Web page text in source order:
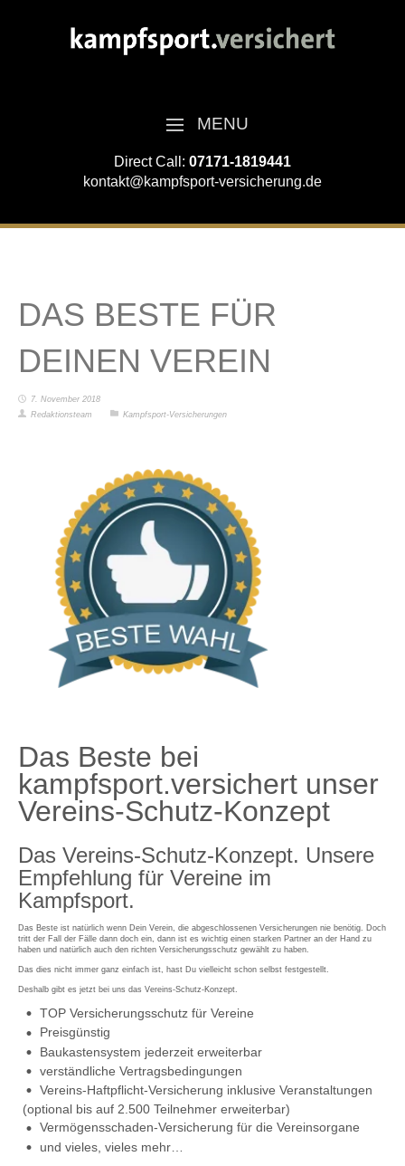
MENU
Direct Call: 07171-1819441
kontakt@kampfsport-versicherung.de
DAS BESTE FÜR
DEINEN VEREIN
7. November 2018
Redaktionsteam
Kampfsport-Versicherungen
Das Beste bei
kampfsport.versichert unser
Vereins-Schutz-Konzept
Das Vereins-Schutz-Konzept. Unsere
Empfehlung für Vereine im
Kampfsport.
Das Beste ist natürlich wenn Dein Verein, die abgeschlossenen Versicherungen nie benötig. Doch
tritt der Fall der Fälle dann doch ein, dann ist es wichtig einen starken Partner an der Hand zu
haben und natürlich auch den richten Versicherungsschutz gewählt zu haben.
Das dies nicht immer ganz einfach ist, hast Du vielleicht schon selbst festgestellt.
Deshalb gibt es jetzt bei uns das Vereins-Schutz-Konzept.
TOP Versicherungsschutz für Vereine
Preisgünstig
Baukastensystem jederzeit erweiterbar
verständliche Vertragsbedingungen
Vereins-Haftpflicht-Versicherung inklusive Veranstaltungen
(optional bis auf 2.500 Teilnehmer erweiterbar)
Vermögensschaden-Versicherung für die Vereinsorgane
und vieles, vieles mehr…